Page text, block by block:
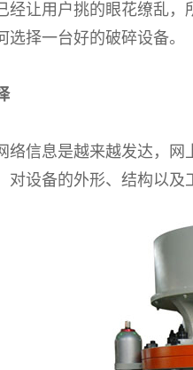
经让用户挑的眼花缭乱
择一台好的破碎设备。
息是越来越发达，网
设备的外形、结构以及